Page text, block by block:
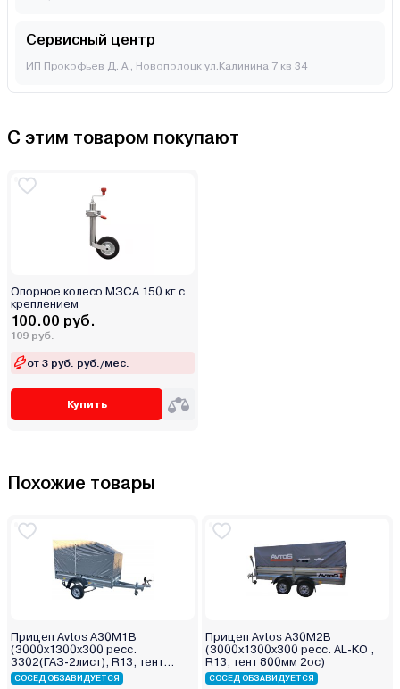
Сервисный центр
ИП Прокофьев Д. А., Новополоцк ул.Калинина 7 кв 34
С этим товаром покупают
Опорное колесо МЗСА 150 кг с
креплением
100.00 руб.
109 руб.
от 3 руб. руб./мес.
Купить
Похожие товары
Прицеп Avtos А30М1В
(3000х1300х300 ресс.
3302(ГАЗ-2лист), R13, тент
1200мм)
СОСЕД ОБЗАВИДУЕТСЯ
Прицеп Avtos А30М2В
(3000х1300х300 ресс. AL-KO ,
R13, тент 800мм 2ос)
СОСЕД ОБЗАВИДУЕТСЯ